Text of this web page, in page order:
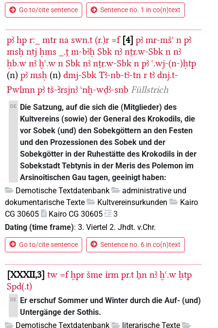
Go to/cite sentence Sentence no. 1 in co(n)text
pꜣ hp r:_ mtr na swn.t (r.)r =f 4 pꜣ mr-mšꜥ n pꜣ
msḥ ntj ḥms _.ṱ m-bꜣḥ Sbk nꜣ nṯr.w-Sbk n nꜣ
ḥb.w nꜣ ḫꜥ.w n Sbk nꜣ nṯr.w-Sbk n pꜣ ꜥ.wj-(n-)ḥtp
(n) pꜣ msḥ (n) dmj-Sbk Tꜣ-nb-tꜣ-tn r tꜣ dnj.t-
Pwlmn pꜣ tš-Ꜣrsjnꜣ ꜥnḫ-wḏꜣ-snb Füllstrich
DE
Die Satzung, auf die sich die (Mitglieder) des
Kultvereins (sowie) der General des Krokodils, die
vor Sobek (und) den Sobekgöttern an den Festen
und den Prozessionen des Sobek und der
Sobekgötter in der Ruhestätte des Krokodils in der
Sobekstadt Tebtynis in der Meris des Polemon im
Arsinoitischen Gau tagen, geeinigt haben:
Demotische Textdatenbank
administrative und
dokumentarische Texte
Kultvereinsurkunden
Kairo
CG 30605
Kairo CG 30605
3
Dating (time frame): 3. Viertel 2. Jhdt. v.Chr.
Go to/cite sentence Sentence no. 6 in co(n)text
XXXII,3 tw =f ḫpr šme ı͗rm pr.t ẖn nꜣ ḫꜥ.w ḥtp
Spd(.t)
DE
Er erschuf Sommer und Winter durch die Auf- (und)
Untergänge der Sothis.
Demotische Textdatenbank
literarische Texte